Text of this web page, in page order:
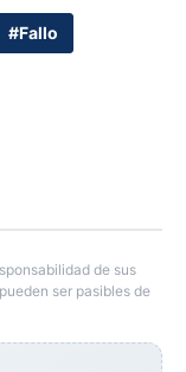
#Fallo
de sus
ser pasibles de